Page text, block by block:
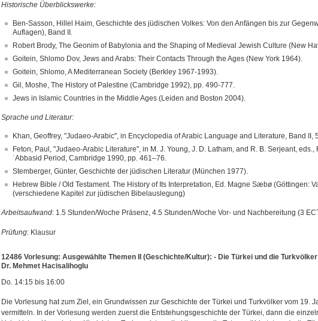
Historische Überblickswerke:
Ben-Sasson, Hillel Haim, Geschichte des jüdischen Volkes: Von den Anfängen bis zur
Auflagen), Band II.
Robert Brody, The Geonim of Babylonia and the Shaping of Medieval Jewish Culture (New
Goitein, Shlomo Dov, Jews and Arabs: Their Contacts Through the Ages (New York 1964).
Goitein, Shlomo, A Mediterranean Society (Berkley 1967-1993).
Gil, Moshe, The History of Palestine (Cambridge 1992), pp. 490-777.
Jews in Islamic Countries in the Middle Ages (Leiden and Boston 2004).
Sprache und Literatur:
Khan, Geoffrey, "Judaeo-Arabic", in Encyclopedia of Arabic Language and Literature, Band II,
Feton, Paul, "Judaeo-Arabic Literature", in M. J. Young, J. D. Latham, and R. B. Serjeant,
ʿAbbasid Period, Cambridge 1990, pp. 461–76.
Stemberger, Günter, Geschichte der jüdischen Literatur (München 1977).
Hebrew Bible / Old Testament. The History of Its Interpretation, Ed. Magne Sæbø (Göttingen:
(verschiedene Kapitel zur jüdischen Bibelauslegung)
Arbeitsaufwand: 1.5 Stunden/Woche Präsenz, 4.5 Stunden/Woche Vor- und Nachbereitung (3
Prüfung: Klausur
12486 Vorlesung: Ausgewählte Themen II (Geschichte/Kultur): - Die Türkei und die
Dr. Mehmet Hacisalihoglu
Do. 14:15 bis 16:00
Die Vorlesung hat zum Ziel, ein Grundwissen zur Geschichte der Türkei und Turkvölker vom 19.
vermitteln. In der Vorlesung werden zuerst die Entstehungsgeschichte der Türkei, dann die